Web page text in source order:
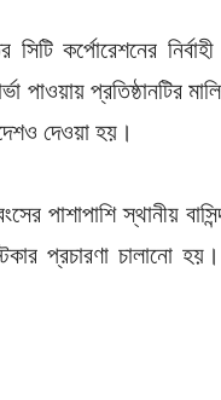
সিটি কর্পোরেশনের
পাওয়ায় প্রতিষ্ঠানটির
দেওয়া হয়।
পাশাপাশি স্থানীয়
প্রচারণা চালানো